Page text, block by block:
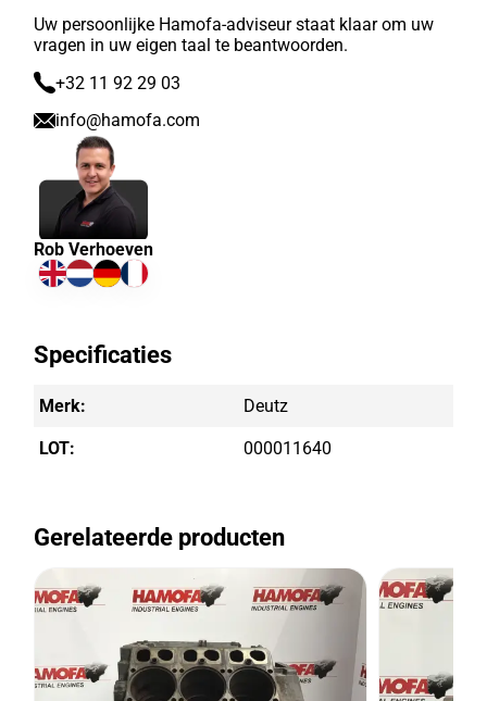
Uw persoonlijke Hamofa-adviseur staat klaar om uw
vragen in uw eigen taal te beantwoorden.
+32 11 92 29 03
info@hamofa.com
Rob Verhoeven
Specificaties
Merk: Deutz
LOT: 000011640
Gerelateerde producten